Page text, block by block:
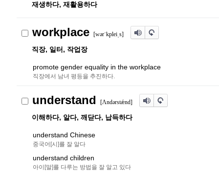
재생하다, 재활용하다
workplace [wərˈkpleiˌs]
직장, 일터, 작업장
promote gender equality in the workplace
직장에서 남녀 평등을 추진하다.
understand [Λndərstǽnd]
이해하다, 알다, 깨닫다, 납득하다
understand Chinese
중국어[시]를 잘 알다
understand children
아이[말]를 다루는 방법을 잘 알고 있다